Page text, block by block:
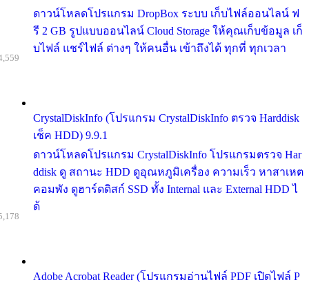
ดาวน์โหลดโปรแกรม DropBox ระบบ เก็บไฟล์ออนไลน์ ฟ
รี 2 GB รูปแบบออนไลน์ Cloud Storage ให้คุณเก็บข้อมูล เก็
บไฟล์ แชร์ไฟล์ ต่างๆ ให้คนอื่น เข้าถึงได้ ทุกที่ ทุกเวลา
CrystalDiskInfo (โปรแกรม CrystalDiskInfo ตรวจ Harddisk
เช็ค HDD) 9.9.1
ดาวน์โหลดโปรแกรม CrystalDiskInfo โปรแกรมตรวจ Har
ddisk ดู สถานะ HDD ดูอุณหภูมิเครื่อง ความเร็ว หาสาเหต
คอมพัง ดูฮาร์ดดิสก์ SSD ทั้ง Internal และ External HDD ไ
ด้
Adobe Acrobat Reader (โปรแกรมอ่านไฟล์ PDF เปิดไฟล์ P